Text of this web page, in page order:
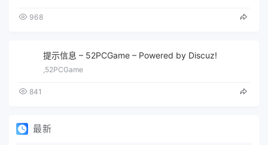
968
提示信息 – 52PCGame – Powered by Discuz!
,52PCGame
841
最新